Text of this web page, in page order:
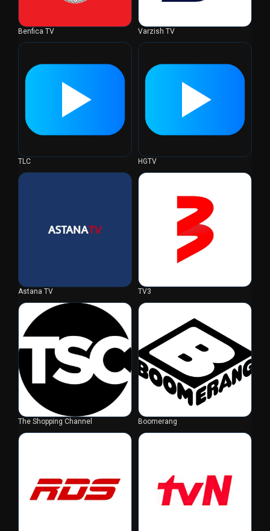
Benfica TV Varzish TV
TLC HGTV
Astana TV TV3
The Shopping Channel Boomerang